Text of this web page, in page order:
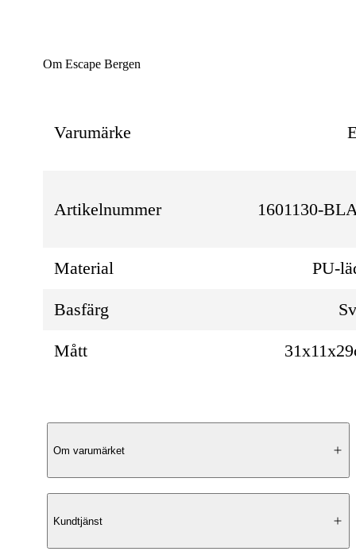
Om Escape Bergen
Varumärke
Artikelnummer 1601130-
Material PU-
Basfärg
Mått
Produktbeskrivning
Elegant Design
Om varumärket
Kundtjänst